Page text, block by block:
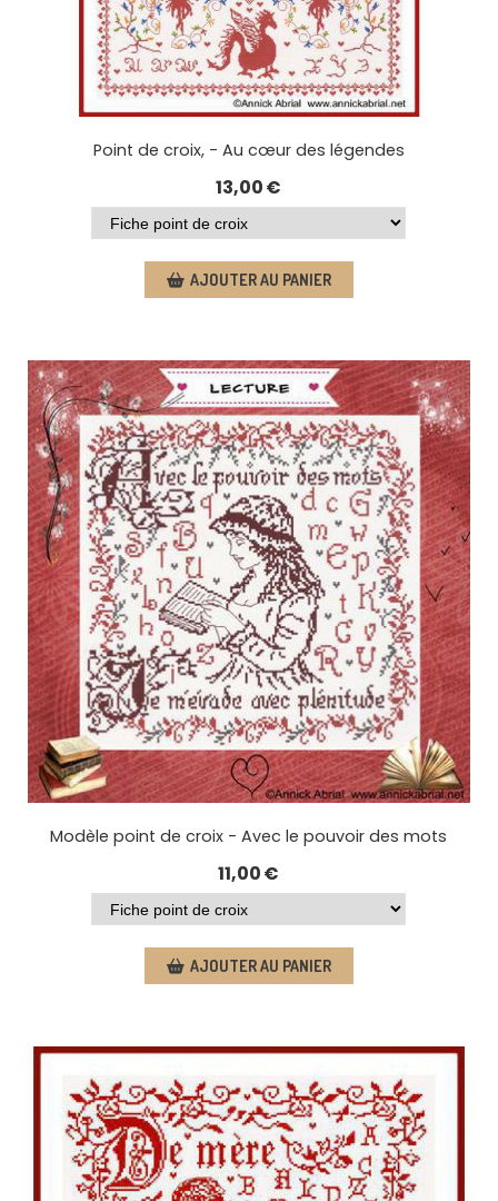
Point de croix, - Au cœur des légendes
13,00€
AJOUTER AU PANIER
Modèle point de croix - Avec le pouvoir des mots
11,00€
AJOUTER AU PANIER